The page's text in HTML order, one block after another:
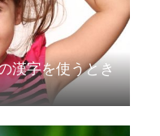
漢字を使うとき